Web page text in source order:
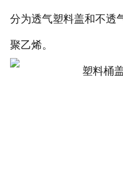
分为透气塑料盖和不透
聚乙烯。